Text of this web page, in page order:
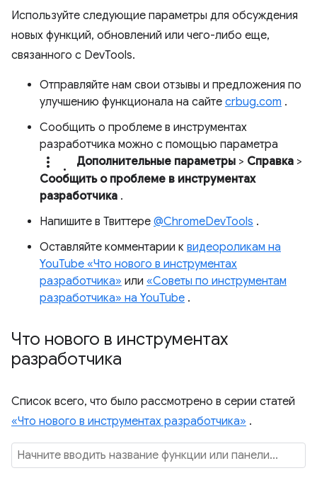
Используйте следующие параметры для обсуждения
новых функций, обновлений или чего-либо еще,
связанного с DevTools.
Отправляйте нам свои отзывы и предложения по
улучшению функционала на сайте crbug.com .
Сообщить о проблеме в инструментах
разработчика можно с помощью параметра
more_vert. Дополнительные параметры > Справка >
Сообщить о проблеме в инструментах
разработчика .
Напишите в Твиттере @ChromeDevTools .
Оставляйте комментарии к видеороликам на
YouTube «Что нового в инструментах
разработчика» или «Советы по инструментам
разработчика» на YouTube .
Что нового в инструментах
разработчика
Список всего, что было рассмотрено в серии статей
«Что нового в инструментах разработчика» .